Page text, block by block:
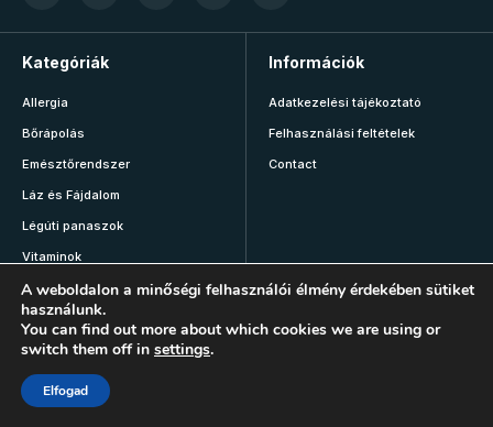
Kategóriák
Allergia
Bőrápolás
Emésztőrendszer
Láz és Fájdalom
Légúti panaszok
Vitaminok
Mozgás
Információk
Adatkezelési tájékoztató
Felhasználási feltételek
Contact
Fontos!
Az oldalon megjelenő tartalmak kizárólag tájékoztató és
A weboldalon a minőségi felhasználói élmény érdekében sütiket
használunk.
You can find out more about which cookies we are using or
switch them off in settings.
Elfogad